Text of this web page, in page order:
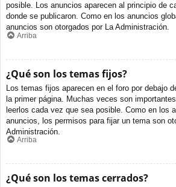
posible. Los anuncios aparecen al principio de
donde se publicaron. Como en los anuncios
anuncios son otorgados por La Administración.
Arriba
¿Qué son los temas fijos?
Los temas fijos aparecen en el foro por debajo
la primer página. Muchas veces son
leerlos cada vez que sea posible. Como en los
anuncios, los permisos para fijar un tema son
Administración.
Arriba
¿Qué son los temas cerrados?